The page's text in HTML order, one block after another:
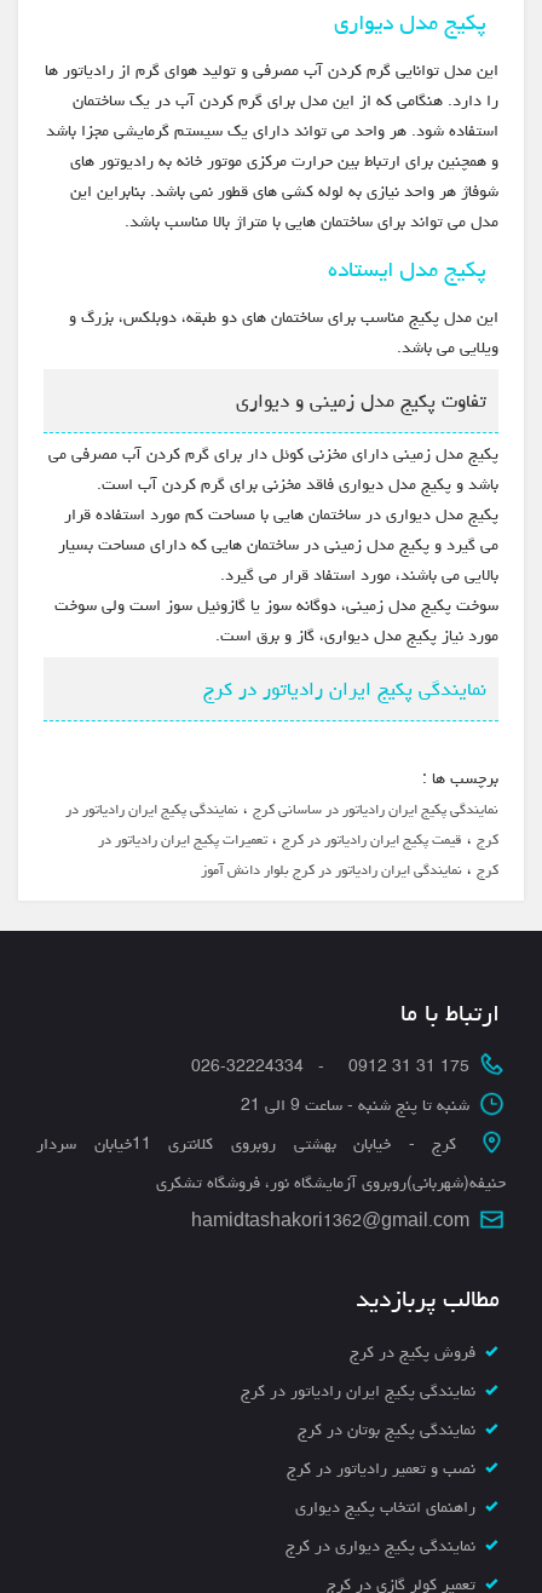
پکیج مدل دیواری
این مدل توانایی گرم کردن آب مصرفی و تولید هوای گرم از رادیاتور ها
را دارد. هنگامی که از این مدل برای گرم کردن آب در یک ساختمان
استفاده شود. هر واحد می تواند دارای یک سیستم گرمایشی مجزا باشد
و همچنین برای ارتباط بین حرارت مرکزی موتور خانه به رادیوتور های
شوفاژ هر واحد نیازی به لوله کشی های قطور نمی باشد. بنابراین این
مدل می تواند برای ساختمان هایی با متراژ بالا مناسب باشد.
پکیج مدل ایستاده
این مدل پکیج مناسب برای ساختمان های دو طبقه، دوبلکس، بزرگ و
ویلایی می باشد.
تفاوت پکیج مدل زمینی و دیواری
پکیج مدل زمینی دارای مخزنی کوئل دار برای گرم کردن آب مصرفی می
باشد و پکیج مدل دیواری فاقد مخزنی برای گرم کردن آب است.
پکیج مدل دیواری در ساختمان هایی با مساحت کم مورد استفاده قرار
می گیرد و پکیج مدل زمینی در ساختمان هایی که دارای مساحت بسیار
بالایی می باشند، مورد استفاد قرار می گیرد.
سوخت پکیج مدل زمینی، دوگانه سوز یا گازوئیل سوز است ولی سوخت
مورد نیاز پکیج مدل دیواری، گاز و برق است.
نمایندگی پکیج ایران رادیاتور در کرج
برچسب ها :
نمایندگی پکیج ایران رادیاتور در ساسانی کرج،نمایندگی پکیج ایران رادیاتور در
کرج، قیمت پکیج ایران رادیاتور در کرج،تعمیرات پکیج ایران رادیاتور در
کرج،نمایندگی ایران رادیاتور در کرج بلوار دانش آموز
ارتباط با ما
175 31 31 0912 - 026-32224334
شنبه تا پنج شنبه - ساعت 9 الی 21
کرج - خیابان بهشتی روبروی کلانتری 11خیابان سردار
حنیفه(شهربانی)روبروی آزمایشگاه نور، فروشگاه تشکری
hamidtashakori1362@gmail.com
مطالب پربازدید
فروش پکیج در کرج
نمایندگی پکیج ایران رادیاتور در کرج
نمایندگی پکیج بوتان در کرج
نصب و تعمیر رادیاتور در کرج
راهنمای انتخاب پکیج دیواری
نمایندگی پکیج دیواری در کرج
تعمیر کولر گازی در کرج